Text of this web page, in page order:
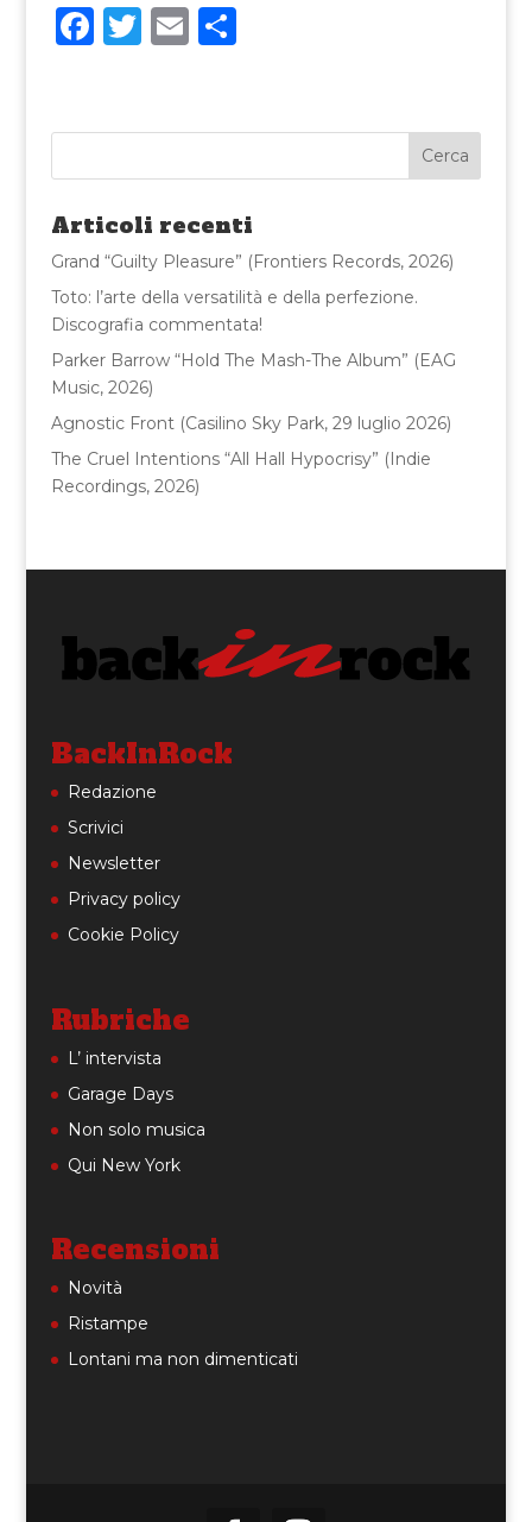
F
e
b
o
o
k
T
te
r
E
l
C
di
vi
di
Articoli recenti
Grand “Guilty Pleasure” (Frontiers Records, 2026)
Toto: l’arte della versatilità e della perfezione.
Discografia commentata!
Parker Barrow “Hold The Mash-The Album” (EAG
Music, 2026)
Agnostic Front (Casilino Sky Park, 29 luglio 2026)
The Cruel Intentions “All Hall Hypocrisy” (Indie
Recordings, 2026)
BackInRock
Redazione
Scrivici
Newsletter
Privacy policy
Cookie Policy
Rubriche
L’ intervista
Garage Days
Non solo musica
Qui New York
Recensioni
Novità
Ristampe
Lontani ma non dimenticati